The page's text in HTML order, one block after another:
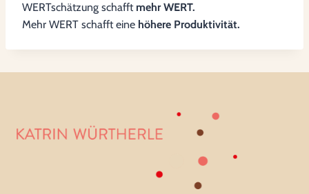
WERTschätzung schafft mehr WERT.
Mehr WERT schafft eine höhere Produktivität.